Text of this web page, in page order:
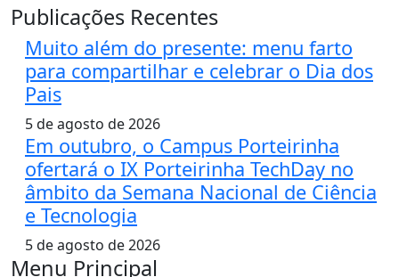
Publicações Recentes
Muito além do presente: menu farto
para compartilhar e celebrar o Dia dos
Pais
5 de agosto de 2026
Em outubro, o Campus Porteirinha
ofertará o IX Porteirinha TechDay no
âmbito da Semana Nacional de Ciência
e Tecnologia
5 de agosto de 2026
Menu Principal